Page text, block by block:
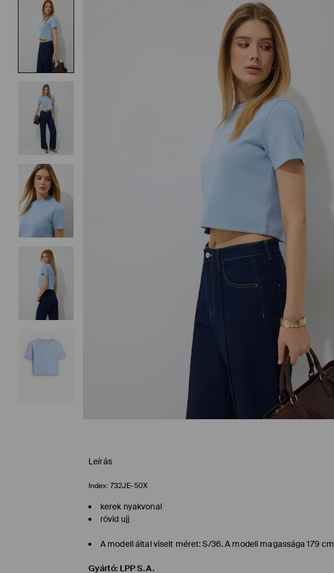
Leírás
Index: 732JE-50X
kerek nyakvonal
rövid ujj
A modell által viselt méret: S/36. A modell magassága 179 cm
Gyártó: LPP S.A.